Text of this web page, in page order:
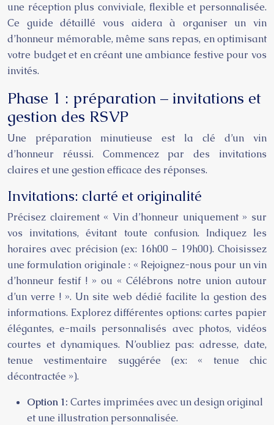
une réception plus conviviale, flexible et personnalisée.
Ce guide détaillé vous aidera à organiser un vin
d’honneur mémorable, même sans repas, en optimisant
votre budget et en créant une ambiance festive pour vos
invités.
Phase 1 : préparation – invitations et
gestion des RSVP
Une préparation minutieuse est la clé d’un vin
d’honneur réussi. Commencez par des invitations
claires et une gestion efficace des réponses.
Invitations: clarté et originalité
Précisez clairement « Vin d’honneur uniquement » sur
vos invitations, évitant toute confusion. Indiquez les
horaires avec précision (ex: 16h00 – 19h00). Choisissez
une formulation originale : « Rejoignez-nous pour un vin
d’honneur festif ! » ou « Célébrons notre union autour
d’un verre ! ». Un site web dédié facilite la gestion des
informations. Explorez différentes options: cartes papier
élégantes, e-mails personnalisés avec photos, vidéos
courtes et dynamiques. N’oubliez pas: adresse, date,
tenue vestimentaire suggérée (ex: « tenue chic
décontractée »).
Option 1: Cartes imprimées avec un design original
et une illustration personnalisée.